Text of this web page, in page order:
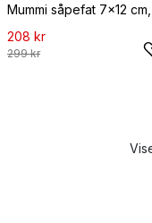
Mummi såpefat 7x12
208 kr
299 kr